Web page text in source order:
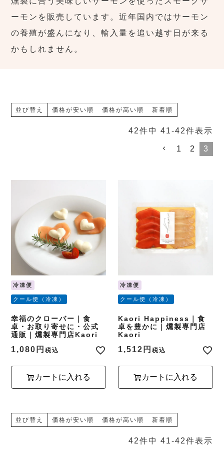
ーモンを販売しています。近年国内ではサーモン
の養殖が盛んになり、輸入量を追い越す日が来る
かもしれません。
並び替え 価格が安い順 価格が高い順 新着順
42件中 41-42件表示
1 2 3
冷凍便
クール便（冷凍）
幸福のクローバー｜食
卓・お取り寄せに・公式
通販｜燻製専門店Kaori
1,080 税込
カートに入れる
冷凍便
クール便（冷凍）
Kaori Happiness｜食
卓を豊かに｜燻製専門店
Kaori
1,512 税込
カートに入れる
並び替え 価格が安い順 価格が高い順 新着順
42件中 41-42件表示